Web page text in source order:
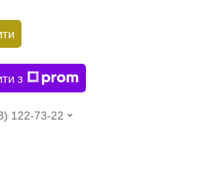
з
122-73-22